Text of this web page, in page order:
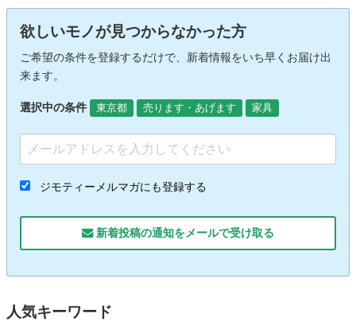
欲しいモノが見つからなかった方
ご希望の条件を登録するだけで、新着情報をいち早くお届け出
来ます。
選択中の条件 東京都 売ります・あげます 家具
ジモティーメルマガにも登録する
新着投稿の通知をメールで受け取る
人気キーワード